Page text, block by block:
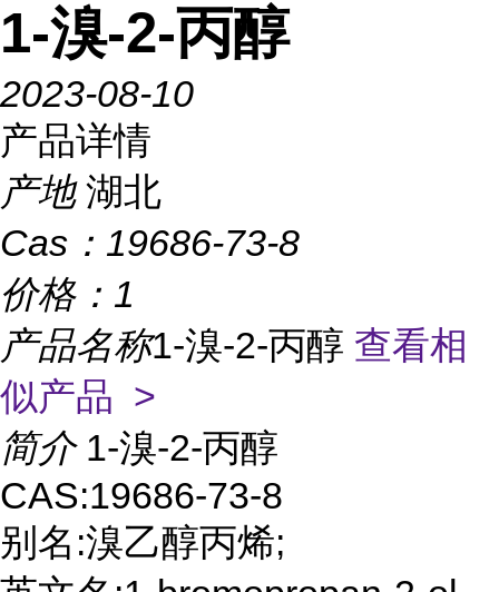
1-溴-2-丙醇
2023-08-10
产品详情
产地 湖北
Cas： 19686-73-8
价格： 1
产品名称1-溴-2-丙醇 查看相
似产品 >
简介 1-溴-2-丙醇
CAS:19686-73-8
别名:溴乙醇丙烯;